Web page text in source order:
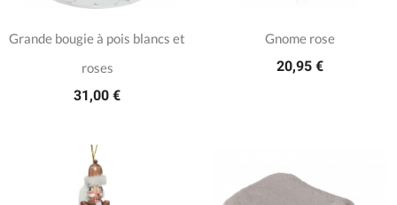
Grande bougie à pois blancs et
roses
31,00 €
Gnome rose
20,95 €